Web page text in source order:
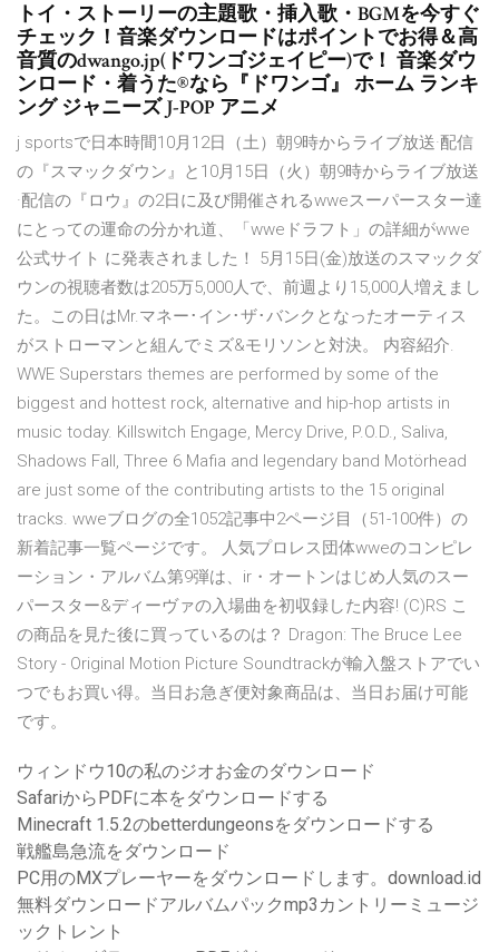
トイ・ストーリーの主題歌・挿入歌・BGMを今すぐ
チェック！音楽ダウンロードはポイントでお得＆高
音質のdwango.jp(ドワンゴジェイピー)で！ 音楽ダウ
ンロード・着うた®なら『ドワンゴ』 ホーム ランキ
ング ジャニーズ J-POP アニメ
j sportsで日本時間10月12日（土）朝9時からライブ放送·配信
の『スマックダウン』と10月15日（火）朝9時からライブ放送
·配信の『ロウ』の2日に及び開催されるwweスーパースター達
にとっての運命の分かれ道、「wweドラフト」の詳細がwwe
公式サイト に発表されました！ 5月15日(金)放送のスマックダ
ウンの視聴者数は205万5,000人で、前週より15,000人増えまし
た。この日はMr.マネー･イン･ザ･バンクとなったオーティス
がストローマンと組んでミズ&モリソンと対決。 内容紹介.
WWE Superstars themes are performed by some of the
biggest and hottest rock, alternative and hip-hop artists in
music today. Killswitch Engage, Mercy Drive, P.O.D., Saliva,
Shadows Fall, Three 6 Mafia and legendary band Motörhead
are just some of the contributing artists to the 15 original
tracks. wweブログの全1052記事中2ページ目（51-100件）の
新着記事一覧ページです。 人気プロレス団体wweのコンピレ
ーション・アルバム第9弾は、ir・オートンはじめ人気のスー
パースター&ディーヴァの入場曲を初収録した内容! (C)RS こ
の商品を見た後に買っているのは？ Dragon: The Bruce Lee
Story - Original Motion Picture Soundtrackが輸入盤ストアでい
つでもお買い得。当日お急ぎ便対象商品は、当日お届け可能
です。
ウィンドウ10の私のジオお金のダウンロード
SafariからPDFに本をダウンロードする
Minecraft 1.5.2のbetterdungeonsをダウンロードする
戦艦島急流をダウンロード
PC用のMXプレーヤーをダウンロードします。download.id
無料ダウンロードアルバムパックmp3カントリーミュージ
ックトレント